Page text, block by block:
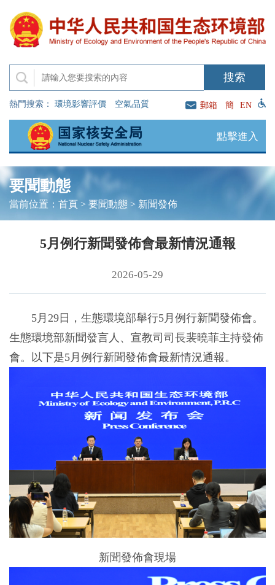
熱門搜索： 環境影響評價 空氣品質 郵箱 簡 EN
點擊進入
要聞動態
當前位置： 首頁> 要聞動態> 新聞發佈
5月例行新聞發佈會最新情況通報
2026-05-29
5月29日，生態環境部舉行5月例行新聞發佈會。
生態環境部新聞發言人、宣教司司長裴曉菲主持發佈
會。以下是5月例行新聞發佈會最新情況通報。
新聞發佈會現場